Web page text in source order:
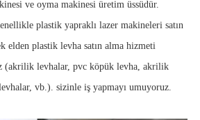
ve oyma makinesi üretim üssüdür.
plastik yapraklı lazer makineleri satın
elden plastik levha satın alma hizmeti
(akrilik levhalar, pvc köpük levha, akrilik
vb.). sizinle iş yapmayı umuyoruz.